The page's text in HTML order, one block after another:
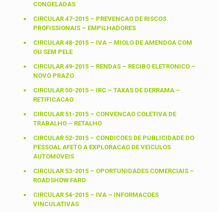
CONGELADAS
CIRCULAR 47-2015 – PREVENCAO DE RISCOS
PROFISSIONAIS – EMPILHADORES
CIRCULAR 48-2015 – IVA – MIOLO DE AMENDOA COM
OU SEM PELE
CIRCULAR 49-2015 – RENDAS – RECIBO ELETRONICO –
NOVO PRAZO
CIRCULAR 50-2015 – IRC – TAXAS DE DERRAMA –
RETIFICACAO
CIRCULAR 51-2015 – CONVENCAO COLETIVA DE
TRABALHO – RETALHO
CIRCULAR 52-2015 – CONDICOES DE PUBLICIDADE DO
PESSOAL AFETO A EXPLORACAO DE VEICULOS
AUTOMOVEIS
CIRCULAR 53-2015 – OPORTUNIDADES COMERCIAIS –
ROADSHOW FARO
CIRCULAR 54-2015 – IVA – INFORMACOES
VINCULATIVAS